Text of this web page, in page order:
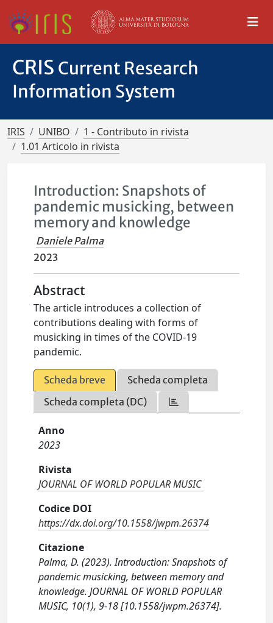
CRIS Current Research
Information System
IRIS UNIBO
1 - Contributo in rivista
1.01 Articolo in rivista
Introduction: Snapshots of
pandemic musicking, between
memory and knowledge
Daniele Palma
2023
Abstract
The article introduces a collection of
contributions dealing with forms of
musicking in times of the COVID-19
pandemic.
Scheda breve
Scheda completa
Scheda completa (DC)
Anno
2023
Rivista
JOURNAL OF WORLD POPULAR MUSIC
Codice DOI
https://dx.doi.org/10.1558/jwpm.26374
Citazione
Palma, D. (2023). Introduction: Snapshots of
pandemic musicking, between memory and
knowledge. JOURNAL OF WORLD POPULAR
MUSIC, 10(1), 9-18 [10.1558/jwpm.26374].